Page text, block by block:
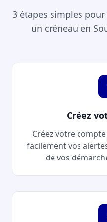
3 étapes simples
un créneau en
Créez
Créez votre
facilement vos
de vos